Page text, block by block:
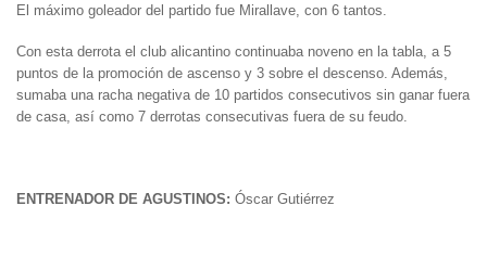
El máximo goleador del partido fue Mirallave, con 6 tantos.
Con esta derrota el club alicantino continuaba noveno en la tabla, a 5
puntos de la promoción de ascenso y 3 sobre el descenso. Además,
sumaba una racha negativa de 10 partidos consecutivos sin ganar fuera
de casa, así como 7 derrotas consecutivas fuera de su feudo.
ENTRENADOR DE AGUSTINOS: Óscar Gutiérrez